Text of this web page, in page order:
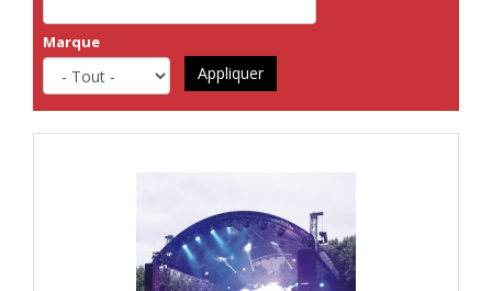
Marque
Appliquer